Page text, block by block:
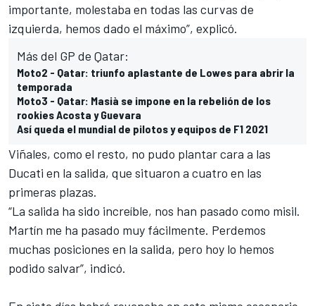
importante, molestaba en todas las curvas de
izquierda, hemos dado el máximo”, explicó.
Más del GP de Qatar:
Moto2 - Qatar: triunfo aplastante de Lowes para abrir la
temporada
Moto3 - Qatar: Masià se impone en la rebelión de los
rookies Acosta y Guevara
Así queda el mundial de pilotos y equipos de F1 2021
Viñales, como el resto, no pudo plantar cara a las
Ducati en la salida, que situaron a cuatro en las
primeras plazas.
“La salida ha sido increíble, nos han pasado como misil.
Martín me ha pasado muy fácilmente. Perdemos
muchas posiciones en la salida, pero hoy lo hemos
podido salvar”, indicó.